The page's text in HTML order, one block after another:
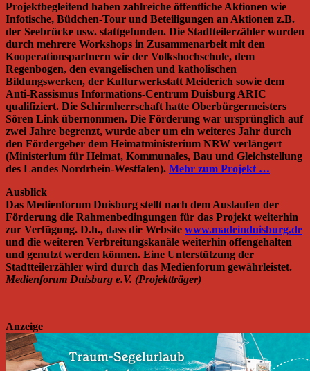
Projektbegleitend haben zahlreiche öffentliche Aktionen wie
Infotische, Büdchen-Tour und Beteiligungen an Aktionen z.B.
der Seebrücke usw. stattgefunden. Die Stadtteilerzähler wurden
durch mehrere Workshops in Zusammenarbeit mit den
Kooperationspartnern wie der Volkshochschule, dem
Regenbogen, den evangelischen und katholischen
Bildungswerken, der Kulturwerkstatt Meiderich sowie dem
Anti-Rassismus Informations-Centrum Duisburg ARIC
qualifiziert. Die Schirmherrschaft hatte Oberbürgermeisters
Sören Link übernommen. Die Förderung war ursprünglich auf
zwei Jahre begrenzt, wurde aber um ein weiteres Jahr durch
den Fördergeber dem Heimatministerium NRW verlängert
(Ministerium für Heimat, Kommunales, Bau und Gleichstellung
des Landes Nordrhein-Westfalen). Mehr zum Projekt …
Ausblick
Das Medienforum Duisburg stellt nach dem Auslaufen der
Förderung die Rahmenbedingungen für das Projekt weiterhin
zur Verfügung. D.h., dass die Website www.madeinduisburg.de
und die weiteren Verbreitungskanäle weiterhin offengehalten
und genutzt werden können. Eine Unterstützung der
Stadtteilerzähler wird durch das Medienforum gewährleistet.
Medienforum Duisburg e.V. (Projektträger)
Anzeige